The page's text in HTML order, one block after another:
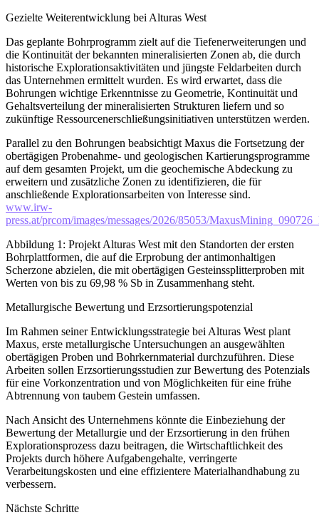
Gezielte Weiterentwicklung bei Alturas West
Das geplante Bohrprogramm zielt auf die Tiefenerweiterungen und
die Kontinuität der bekannten mineralisierten Zonen ab, die durch
historische Explorationsaktivitäten und jüngste Feldarbeiten durch
das Unternehmen ermittelt wurden. Es wird erwartet, dass die
Bohrungen wichtige Erkenntnisse zu Geometrie, Kontinuität und
Gehaltsverteilung der mineralisierten Strukturen liefern und so
zukünftige Ressourcenerschließungsinitiativen unterstützen werden.
Parallel zu den Bohrungen beabsichtigt Maxus die Fortsetzung der
obertägigen Probenahme- und geologischen Kartierungsprogramme
auf dem gesamten Projekt, um die geochemische Abdeckung zu
erweitern und zusätzliche Zonen zu identifizieren, die für
anschließende Explorationsarbeiten von Interesse sind.
www.irw-
press.at/prcom/images/messages/2026/85053/
Abbildung 1: Projekt Alturas West mit den Standorten der ersten
Bohrplattformen, die auf die Erprobung der antimonhaltigen
Scherzone abzielen, die mit obertägigen Gesteinssplitterproben mit
Werten von bis zu 69,98 % Sb in Zusammenhang steht.
Metallurgische Bewertung und Erzsortierungspotenzial
Im Rahmen seiner Entwicklungsstrategie bei Alturas West plant
Maxus, erste metallurgische Untersuchungen an ausgewählten
obertägigen Proben und Bohrkernmaterial durchzuführen. Diese
Arbeiten sollen Erzsortierungsstudien zur Bewertung des Potenzials
für eine Vorkonzentration und von Möglichkeiten für eine frühe
Abtrennung von taubem Gestein umfassen.
Nach Ansicht des Unternehmens könnte die Einbeziehung der
Bewertung der Metallurgie und der Erzsortierung in den frühen
Explorationsprozess dazu beitragen, die Wirtschaftlichkeit des
Projekts durch höhere Aufgabengehalte, verringerte
Verarbeitungskosten und eine effizientere Materialhandhabung zu
verbessern.
Nächste Schritte